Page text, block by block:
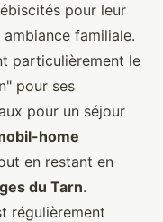
pour leur
familiale.
particulièrement le
pour ses
pour un séjour
home
en restant en
du Tarn.
régulièrement